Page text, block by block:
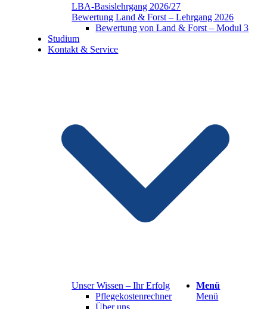
LBA-Basislehrgang 2026/27
Bewertung Land & Forst – Lehrgang 2026
Bewertung von Land & Forst – Modul 3
Studium
Kontakt & Service
Unser Wissen – Ihr Erfolg
Pflegekostenrechner
Menü
Menü